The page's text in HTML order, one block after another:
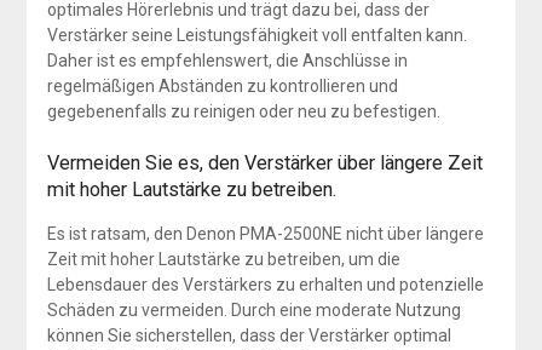
optimales Hörerlebnis und trägt dazu bei, dass der
Verstärker seine Leistungsfähigkeit voll entfalten kann.
Daher ist es empfehlenswert, die Anschlüsse in
regelmäßigen Abständen zu kontrollieren und
gegebenenfalls zu reinigen oder neu zu befestigen.
Vermeiden Sie es, den Verstärker über längere Zeit
mit hoher Lautstärke zu betreiben.
Es ist ratsam, den Denon PMA-2500NE nicht über längere
Zeit mit hoher Lautstärke zu betreiben, um die
Lebensdauer des Verstärkers zu erhalten und potenzielle
Schäden zu vermeiden. Durch eine moderate Nutzung
können Sie sicherstellen, dass der Verstärker optimal